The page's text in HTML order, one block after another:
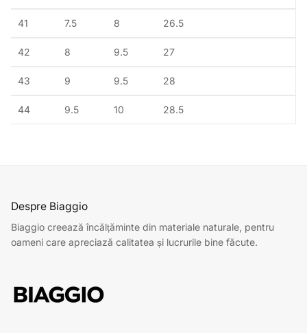
41 7.5 8 26.5
42 8 9.5 27
43 9 9.5 28
44 9.5 10 28.5
Despre Biaggio
Biaggio creează încălțăminte din materiale naturale, pentru
oameni care apreciază calitatea și lucrurile bine făcute.